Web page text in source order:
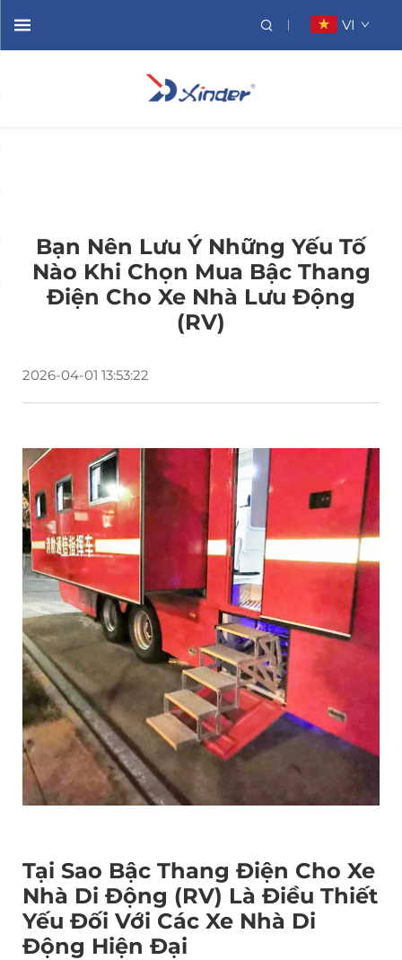
VI
Bạn Nên Lưu Ý Những Yếu Tố
Nào Khi Chọn Mua Bậc Thang
Điện Cho Xe Nhà Lưu Động
(RV)
2026-04-01 13:53:22
Tại Sao Bậc Thang Điện Cho Xe
Nhà Di Động (RV) Là Điều Thiết
Yếu Đối Với Các Xe Nhà Di
Động Hiện Đại